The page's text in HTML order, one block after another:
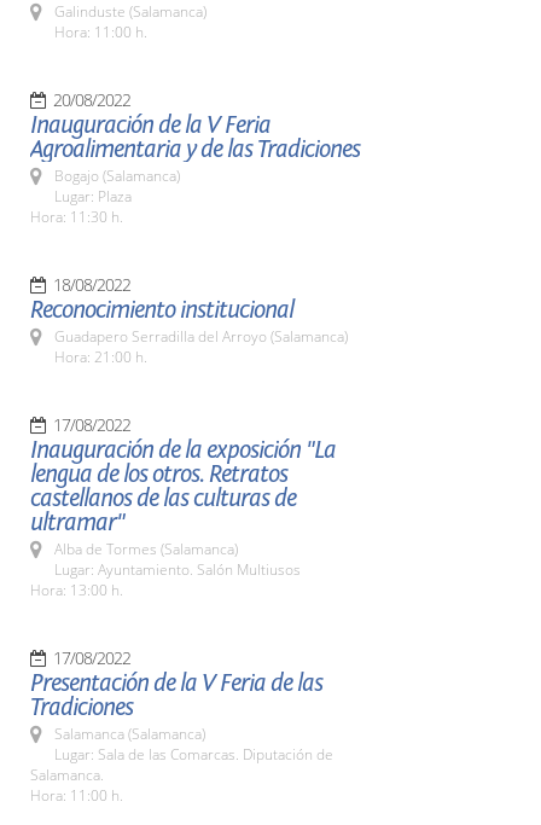
Galinduste (Salamanca)
Hora: 11:00 h.
20/08/2022
Inauguración de la V Feria
Agroalimentaria y de las Tradiciones
Bogajo (Salamanca)
Lugar: Plaza
Hora: 11:30 h.
18/08/2022
Reconocimiento institucional
Guadapero Serradilla del Arroyo (Salamanca)
Hora: 21:00 h.
17/08/2022
Inauguración de la exposición "La
lengua de los otros. Retratos
castellanos de las culturas de
ultramar"
Alba de Tormes (Salamanca)
Lugar: Ayuntamiento. Salón Multiusos
Hora: 13:00 h.
17/08/2022
Presentación de la V Feria de las
Tradiciones
Salamanca (Salamanca)
Lugar: Sala de las Comarcas. Diputación de
Salamanca.
Hora: 11:00 h.